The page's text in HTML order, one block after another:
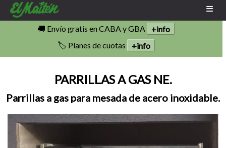
🚚 Envío gratis en CABA y GBA
+info
🏷️ Planes de cuotas
+info
PARRILLAS A GAS NE.
Parrillas a gas para mesada de acero inoxidable.